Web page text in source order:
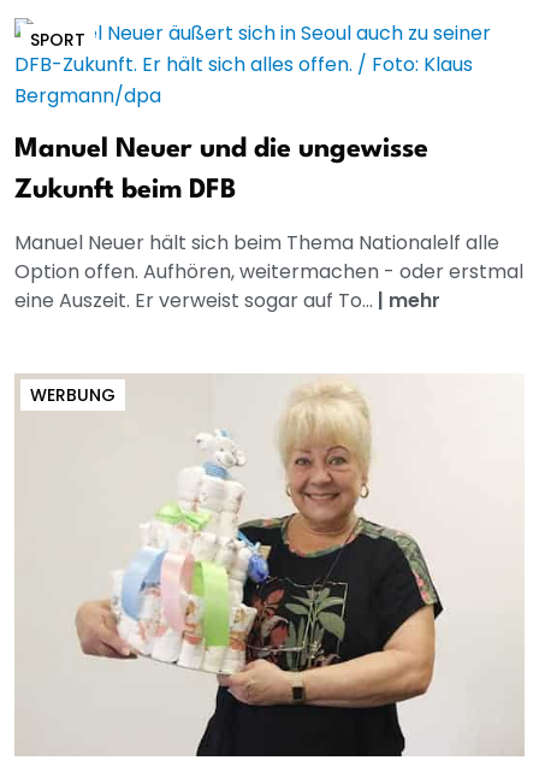
SPORT
Manuel Neuer und die ungewisse
Zukunft beim DFB
Manuel Neuer hält sich beim Thema Nationalelf alle
Option offen. Aufhören, weitermachen - oder erstmal
eine Auszeit. Er verweist sogar auf To... | mehr
WERBUNG